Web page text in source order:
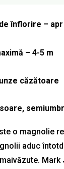
înflorire – apr
– 4-5 m
căzătoare
o magnolie
aduc
Mark